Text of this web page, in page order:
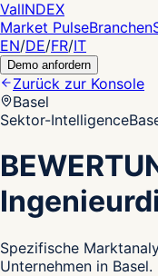
ValINDEX
Market PulseBranchen
EN/DE/FR/IT
Demo anfordern
Zurück zur Konsole
Basel
Sektor-Intelligence
Spezifische
Unternehmen in Basel.